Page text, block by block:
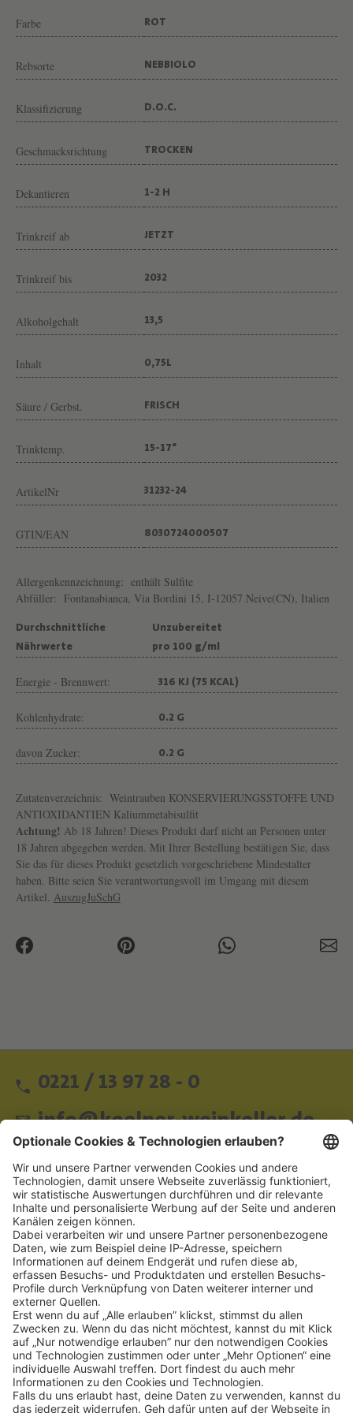
N
A
A
I
C
Farbe ROT
Rebsorte NEBBIOLO
Klassifizierung D.O.C.
Geschmacksrichtung TROCKEN
Dekantieren 1-2 H
Trinkreif ab JETZT
Trinkreif bis 2032
Alkoholgehalt 13,5
Inhalt 0,75L
Säure / Gerbst. FRISCH
Trinktemp. 15-17°
ArtikelNr 31232-24
GTIN/EAN 8030724000507
Allergenkennzeichnung: enthält Sulfite
Abfüller: Fontanabianca, Via Bordini 15, I-12057 Neive(CN), Italien
Durchschnittliche
Nährwerte
Unzubereitet
pro 100 g/ml
Energie - Brennwert: 316 KJ (75 KCAL)
Kohlenhydrate: 0.2 G
davon Zucker: 0.2 G
Zutatenverzeichnis: Weintrauben KONSERVIERUNGSSTOFFE UND
ANTIOXIDANTIEN Kaliummetabisulfit
Achtung! Ab 18 Jahren! Dieses Produkt darf nicht an Personen unter
18 Jahren abgegeben werden. Mit Ihrer Bestellung bestätigen Sie, dass
Sie das für dieses Produkt gesetzlich vorgeschriebene Mindestalter
haben. Bitte seien Sie verantwortungsvoll im Umgang mit diesem
Artikel. AuszugJuSchG
0221 / 13 97 28 - 0
info@koelner-weinkeller.de
Schnellzugriff
ZAHLUNGSMETHODEN
SOCIAL
NEWSLETTER
BESUCHEN SIE UNS